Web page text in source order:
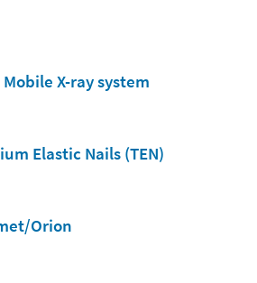
X-ray system
Elastic Nails (TEN)
Orion